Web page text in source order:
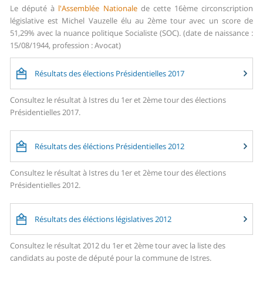
Le député à l'Assemblée Nationalede cette 16ème circonscription
législative est Michel Vauzelle élu au 2ème tour avec un score de
51,29% avec la nuance politique Socialiste (SOC). (date de naissance :
15/08/1944, profession : Avocat)
Résultats des élections Présidentielles 2017
Consultez le résultat à Istres du 1er et 2ème tour des élections
Présidentielles 2017.
Résultats des éléctions Présidentielles 2012
Consultez le résultat à Istres du 1er et 2ème tour des élections
Présidentielles 2012.
Résultats des éléctions législatives 2012
Consultez le résultat 2012 du 1er et 2ème tour avec la liste des
candidats au poste de député pour la commune de Istres.